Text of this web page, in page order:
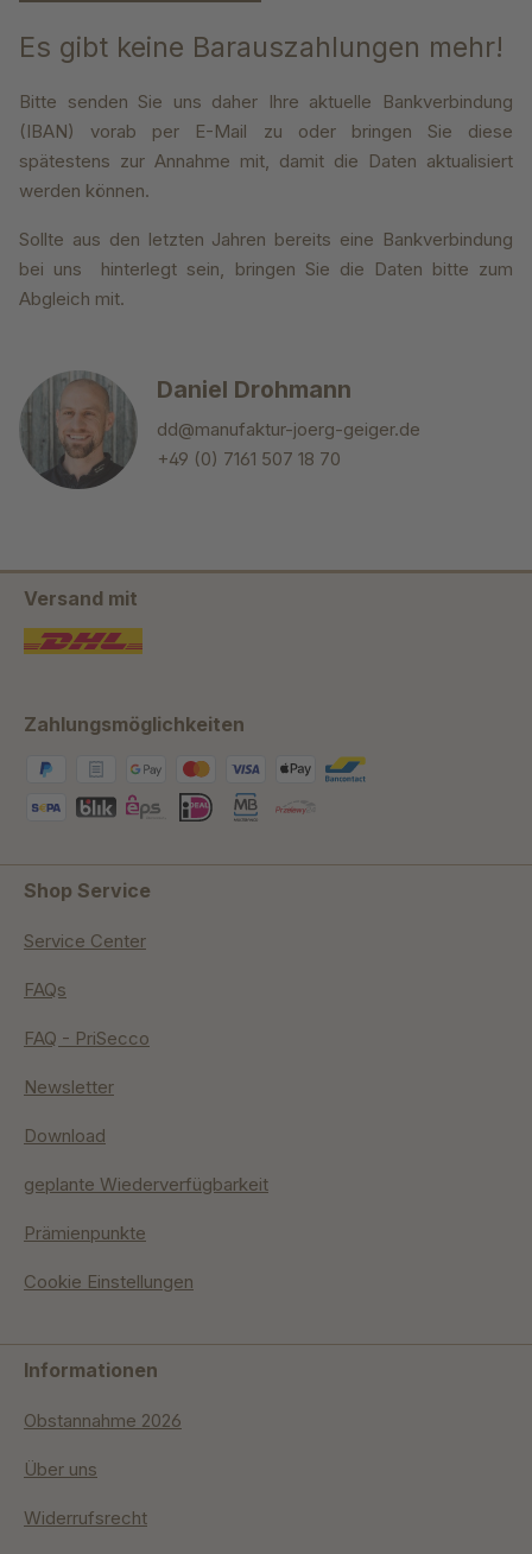
Es gibt keine Barauszahlungen mehr!
Bitte senden Sie uns daher Ihre aktuelle Bankverbindung
(IBAN) vorab per E-Mail zu oder bringen Sie diese
spätestens zur Annahme mit, damit die Daten aktualisiert
werden können.
Sollte aus den letzten Jahren bereits eine Bankverbindung
bei uns hinterlegt sein, bringen Sie die Daten bitte zum
Abgleich mit.
Daniel Drohmann
dd@manufaktur-joerg-geiger.de
+49 (0) 7161 507 18 70
Versand mit
Zahlungsmöglichkeiten
Shop Service
Service Center
FAQs
FAQ - PriSecco
Newsletter
Download
geplante Wiederverfügbarkeit
Prämienpunkte
Cookie Einstellungen
Informationen
Obstannahme 2026
Über uns
Widerrufsrecht